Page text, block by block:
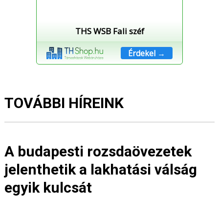
THS WSB Fali széf
Érdekel →
TOVÁBBI HÍREINK
A budapesti rozsdaövezetek
jelenthetik a lakhatási válság
egyik kulcsát